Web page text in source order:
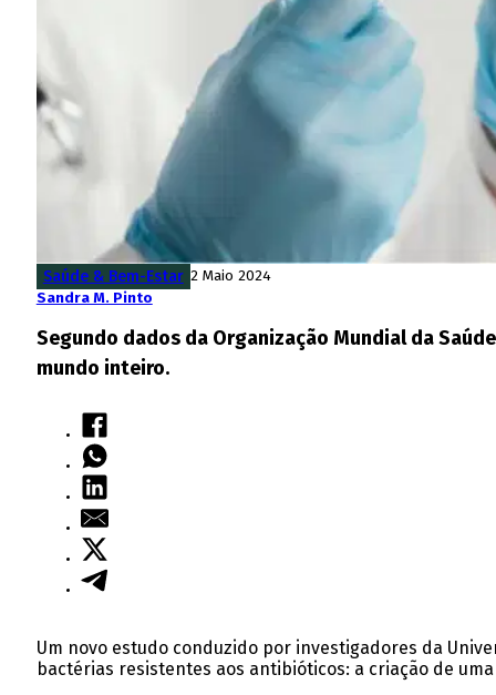
Saúde & Bem-Estar 2 Maio 2024
Sandra M. Pinto
Segundo dados da Organização Mundial da
mundo inteiro.
Um novo estudo conduzido por investigadores da
bactérias resistentes aos antibióticos: a criação de